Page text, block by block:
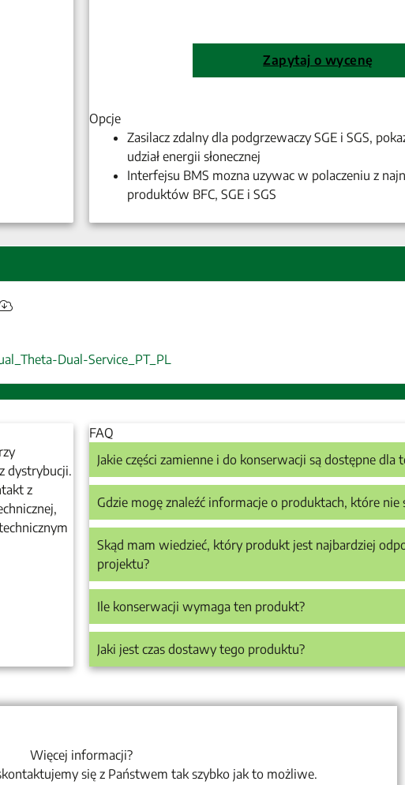
Zapytaj o wycenę
Opcje
Zasilacz zdalny dla podgrzewaczy SGE i SGS,
udział energii słonecznej
Interfejsu BMS mozna uzywac w polaczeniu z
produktów BFC, SGE i SGS
Dual-Service_PT_PL
dystrybucji.
z
FAQ
Jakie części zamienne i do konserwacji są dostępne dla
Gdzie mogę znaleźć informacje o produktach, które nie
Skąd mam wiedzieć, który produkt jest najbardziej
projektu?
Ile konserwacji wymaga ten produkt?
Jaki jest czas dostawy tego produktu?
Więcej informacji?
się z Państwem tak szybko jak to możliwe.